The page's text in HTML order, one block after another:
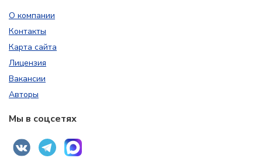
О компании
Контакты
Карта сайта
Лицензия
Вакансии
Авторы
Мы в соцсетях